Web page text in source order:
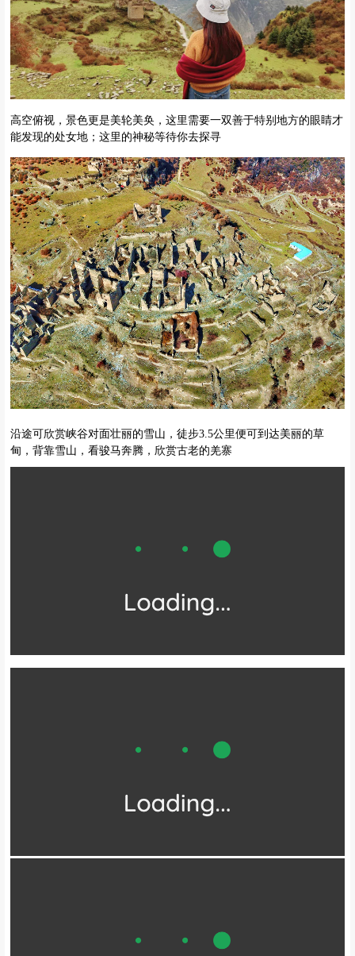
高空俯视，景色更是美轮美奂，这里需要一双善于特别地方的眼睛才
能发现的处女地；这里的神秘等待你去探寻
沿途可欣赏峡谷对面壮丽的雪山，徒步3.5公里便可到达美丽的草
甸，背靠雪山，看骏马奔腾，欣赏古老的羌寨